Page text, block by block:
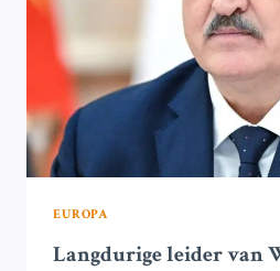
BOLIVIAANSE
ONDERMIJNEN?
EUROPA
Langdurige leider van